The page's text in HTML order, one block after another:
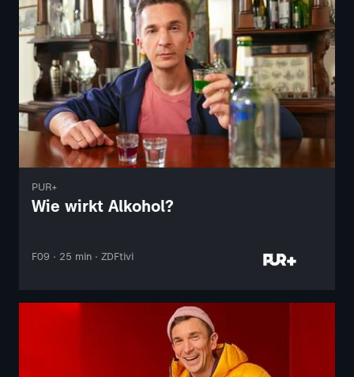
PUR+
Wie wirkt Alkohol?
F09 · 25 min · ZDFtivi